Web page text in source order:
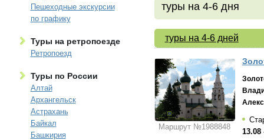
Пешеходные экскурсии
по графику
Туры на ретропоезде
Ретропоезд
Туры по России
Алтай
Архангельск
Астрахань
Байкал
Башкирия
туры на 4-6 дня
туры на 4-6 дней
Маршрут №1988848
13.08